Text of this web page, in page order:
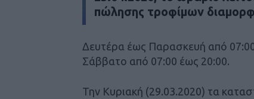
πώλησης τροφίμων
Δευτέρα έως Παρασκευή από
Σάββατο από 07:00 έως 20:00.
Την Κυριακή (29.03.2020) τα